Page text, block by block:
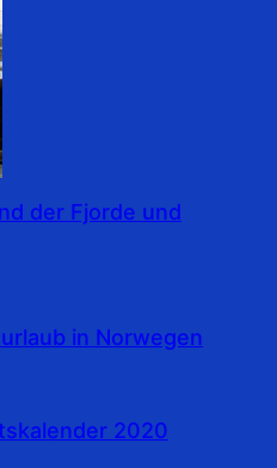
der Fjorde und
in Norwegen
2020